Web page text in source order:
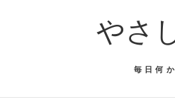
やさ
毎日何